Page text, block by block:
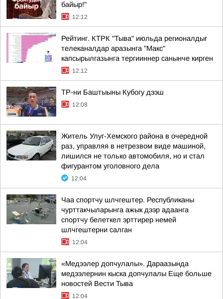
байыр!"
12:12
Рейтинг. КТРК "Тыва" июльда регионалдыг
телеканалдар аразынга "Макс"
капсырылгазынга тергииннер санынче кирген
12:12
ТР-ни Баштыыны Кубогу дээш
12:08
Житель Улуг-Хемского района в очередной
раз, управляя в нетрезвом виде машиной,
лишился не только автомобиля, но и стал
фигурантом уголовного дела
12:04
Чаа спортчу шлчгештер. Республиканы
чурттакчыларынга ажык дээр адаанга
спортчу белеткел эрттирер немей
шлчгештерни салган
12:04
«Медээлер допчулалы». Дараазында
медээлернин кыска допчулалы Еще больше
новостей Вести Тыва
12:04